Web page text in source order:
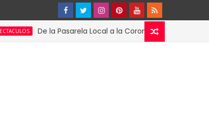
De la Pasarela Local a la Corona Global: El Triunfo de